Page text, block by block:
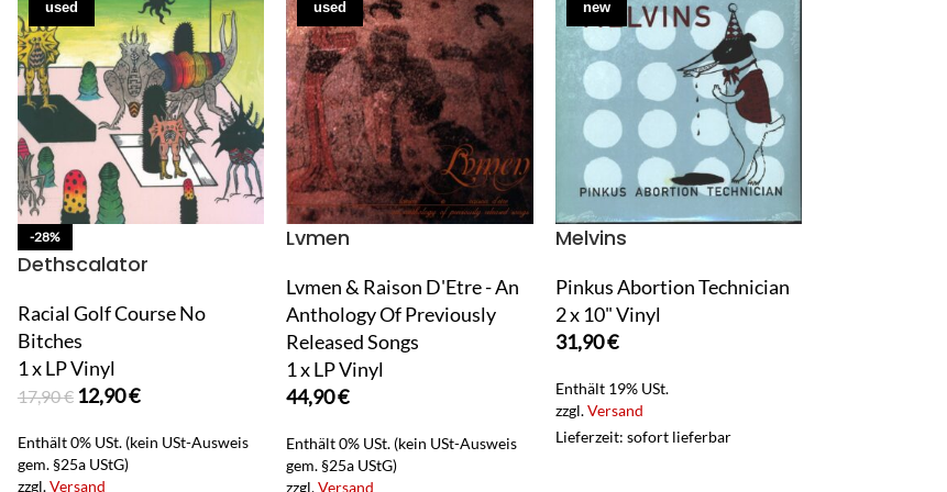
used
-28%
Dethscalator
Racial Golf Course No
Bitches
1 x LP Vinyl
17,90€ 12,90€
Enthält 0% USt. (kein USt-Ausweis
gem. §25a UStG)
zzgl.Versand
used
Lvmen
Lvmen & Raison D'Etre - An
Anthology Of Previously
Released Songs
1 x LP Vinyl
44,90€
Enthält 0% USt. (kein USt-Ausweis
gem. §25a UStG)
zzgl.Versand
new
Melvins
Pinkus Abortion Technician
2 x 10" Vinyl
31,90€
Enthält 19% USt.
zzgl.Versand
Lieferzeit: sofort lieferbar